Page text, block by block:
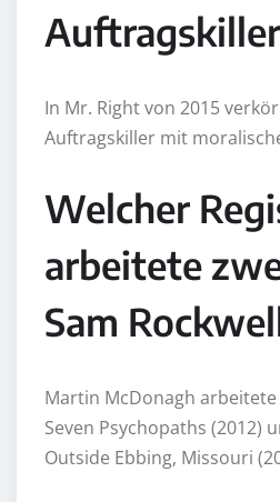
In Mr. Right von 2015
Auftragskiller mit
Welcher
arbeitete
Sam
Martin McDonagh
Seven Psychopaths (2012)
Outside Ebbing, Missouri